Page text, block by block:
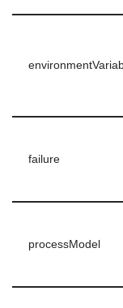
failure
processModel